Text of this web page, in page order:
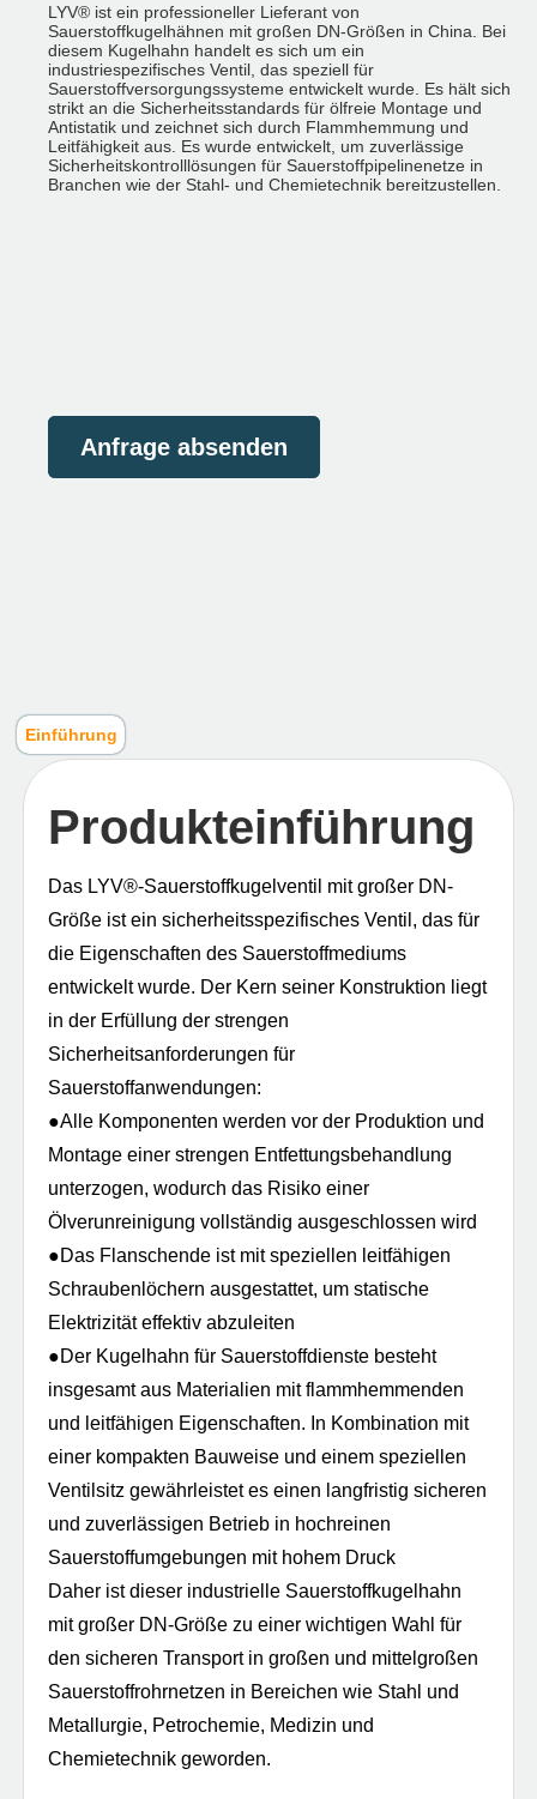
LYV® ist ein professioneller Lieferant von
Sauerstoffkugelhähnen mit großen DN-Größen in China. Bei
diesem Kugelhahn handelt es sich um ein
industriespezifisches Ventil, das speziell für
Sauerstoffversorgungssysteme entwickelt wurde. Es hält sich
strikt an die Sicherheitsstandards für ölfreie Montage und
Antistatik und zeichnet sich durch Flammhemmung und
Leitfähigkeit aus. Es wurde entwickelt, um zuverlässige
Sicherheitskontrolllösungen für Sauerstoffpipelinenetze in
Branchen wie der Stahl- und Chemietechnik bereitzustellen.
Anfrage absenden
Einführung
Produkteinführung
Das LYV®-Sauerstoffkugelventil mit großer DN-
Größe ist ein sicherheitsspezifisches Ventil, das für
die Eigenschaften des Sauerstoffmediums
entwickelt wurde. Der Kern seiner Konstruktion liegt
in der Erfüllung der strengen
Sicherheitsanforderungen für
Sauerstoffanwendungen:
●Alle Komponenten werden vor der Produktion und
Montage einer strengen Entfettungsbehandlung
unterzogen, wodurch das Risiko einer
Ölverunreinigung vollständig ausgeschlossen wird
●Das Flanschende ist mit speziellen leitfähigen
Schraubenlöchern ausgestattet, um statische
Elektrizität effektiv abzuleiten
●Der Kugelhahn für Sauerstoffdienste besteht
insgesamt aus Materialien mit flammhemmenden
und leitfähigen Eigenschaften. In Kombination mit
einer kompakten Bauweise und einem speziellen
Ventilsitz gewährleistet es einen langfristig sicheren
und zuverlässigen Betrieb in hochreinen
Sauerstoffumgebungen mit hohem Druck
Daher ist dieser industrielle Sauerstoffkugelhahn
mit großer DN-Größe zu einer wichtigen Wahl für
den sicheren Transport in großen und mittelgroßen
Sauerstoffrohrnetzen in Bereichen wie Stahl und
Metallurgie, Petrochemie, Medizin und
Chemietechnik geworden.